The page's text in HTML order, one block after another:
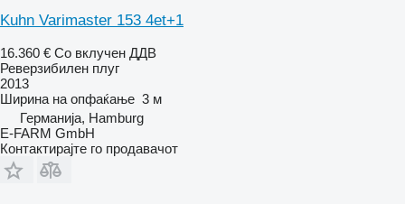
Kuhn Varimaster 153 4et+1
16.360 € Со вклучен ДДВ
Реверзибилен плуг
2013
Ширина на опфаќање 3 м
Германија, Hamburg
E-FARM GmbH
Контактирајте го продавачот